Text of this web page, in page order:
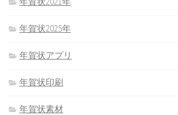
年賀状2025年
年賀状アプリ
年賀状印刷
年賀状素材